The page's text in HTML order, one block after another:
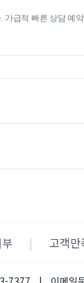
가급적 빠른 상담 예
| 고객만